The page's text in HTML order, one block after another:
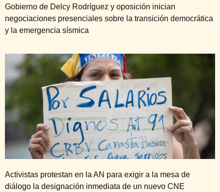
Gobierno de Delcy Rodríguez y oposición inician
negociaciones presenciales sobre la transición democrática
y la emergencia sísmica
Activistas protestan en la AN para exigir a la mesa de
diálogo la designación inmediata de un nuevo CNE